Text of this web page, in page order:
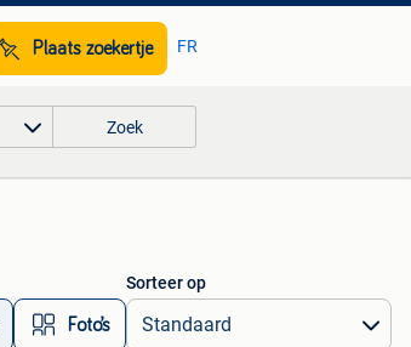
Plaats zoekertje FR
Zoek
Foto’s
Sorteer op